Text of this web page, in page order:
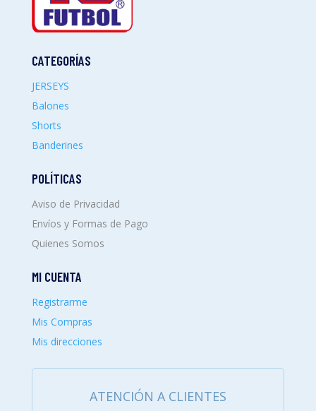
CATEGORÍAS
JERSEYS
Balones
Shorts
Banderines
POLÍTICAS
Aviso de Privacidad
Envíos y Formas de Pago
Quienes Somos
MI CUENTA
Registrarme
Mis Compras
Mis direcciones
ATENCIÓN A CLIENTES